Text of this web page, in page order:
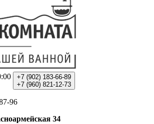
+7 (902) 183-66-89
+7 (960) 821-12-73
96
34